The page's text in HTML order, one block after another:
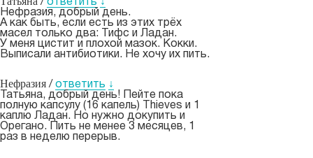
/ ответить ↓
Нефразия, добрый день.
А как быть, если есть из этих трёх
масел только два: Тифс и Ладан.
У меня цистит и плохой мазок. Кокки.
Выписали антибиотики. Не хочу их пить.
Нефразия / ответить ↓
Татьяна, добрый день! Пейте пока
полную капсулу (16 капель) Thieves и 1
каплю Ладан. Но нужно докупить и
Орегано. Пить не менее 3 месяцев, 1
раз в неделю перерыв.